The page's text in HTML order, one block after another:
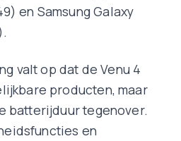
en Samsung Galaxy
valt op dat de Venu 4
producten, maar
batterijduur tegenover.
en